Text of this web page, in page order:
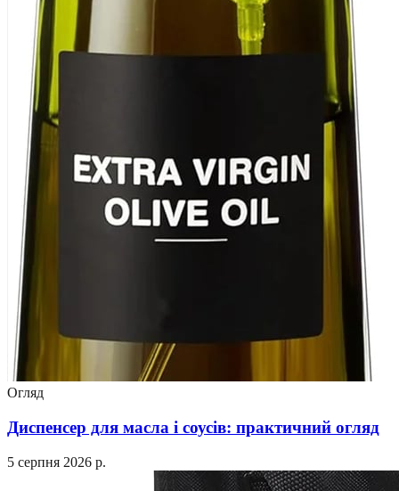
Огляд
Диспенсер для масла і соусів: практичний огляд
5 серпня 2026 р.